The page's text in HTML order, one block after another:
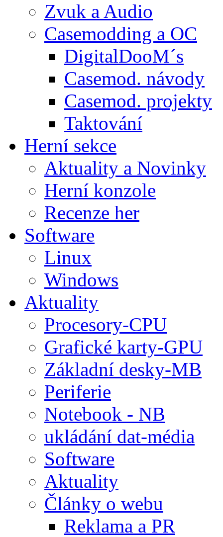
Zvuk a Audio
Casemodding a OC
DigitalDooM´s
Casemod. návody
Casemod. projekty
Taktování
Herní sekce
Aktuality a Novinky
Herní konzole
Recenze her
Software
Linux
Windows
Aktuality
Procesory-CPU
Grafické karty-GPU
Základní desky-MB
Periferie
Notebook - NB
ukládání dat-média
Software
Aktuality
Články o webu
Reklama a PR